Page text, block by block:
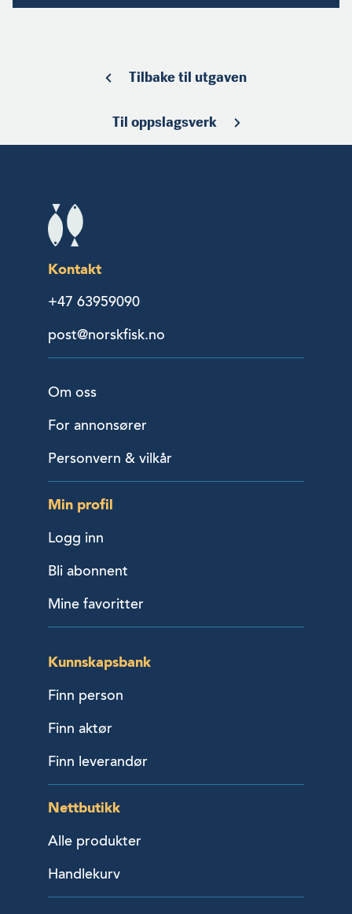
Tilbake til utgaven
Til oppslagsverk
Kontakt
+47 63959090
post@norskfisk.no
Om oss
For annonsører
Personvern & vilkår
Min profil
Logg inn
Bli abonnent
Mine favoritter
Kunnskapsbank
Finn person
Finn aktør
Finn leverandør
Nettbutikk
Alle produkter
Handlekurv